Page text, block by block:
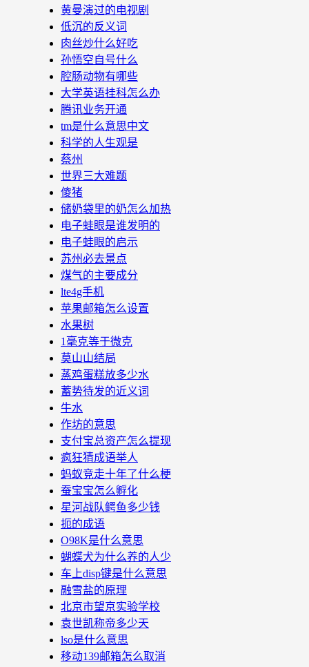
黄曼演过的电视剧
低沉的反义词
肉丝炒什么好吃
孙悟空自号什么
腔肠动物有哪些
大学英语挂科怎么办
腾讯业务开通
tm是什么意思中文
科学的人生观是
蔡州
世界三大难题
傻猪
储奶袋里的奶怎么加热
电子蛙眼是谁发明的
电子蛙眼的启示
苏州必去景点
煤气的主要成分
lte4g手机
苹果邮箱怎么设置
水果树
1毫克等于微克
莫山山结局
蒸鸡蛋糕放多少水
蓄势待发的近义词
牛水
作坊的意思
支付宝总资产怎么提现
疯狂猜成语举人
蚂蚁竞走十年了什么梗
蚕宝宝怎么孵化
星河战队鳄鱼多少钱
扼的成语
O98K是什么意思
蝴蝶犬为什么养的人少
车上disp键是什么意思
融雪盐的原理
北京市望京实验学校
袁世凯称帝多少天
lso是什么意思
移动139邮箱怎么取消